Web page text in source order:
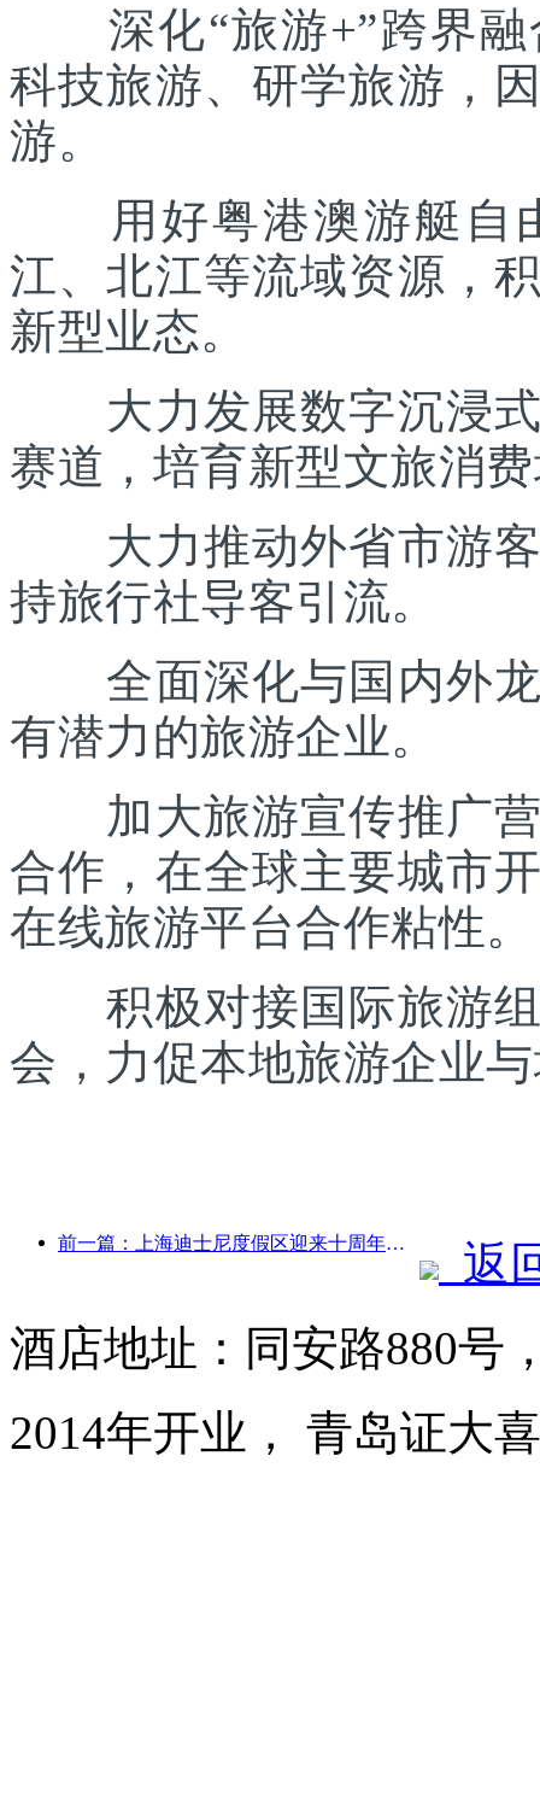
深化“旅游+”跨界融
科技旅游、研学旅游，
游。
用好粤港澳游艇自
江、北江等流域资源，
新型业态。
大力发展数字沉浸式
赛道，培育新型文旅消
大力推动外省市游客
持旅行社导客引流。
全面深化与国内外龙
有潜力的旅游企业。
加大旅游宣传推广营
合作，在全球主要城市
在线旅游平台合作粘性。
积极对接国际旅游组
会，力促本地旅游企业
前一篇：上海迪士尼度假区迎来十周年，累计接待游客超1亿人次
返
酒店地址：同安路880号
2014年开业， 青岛证